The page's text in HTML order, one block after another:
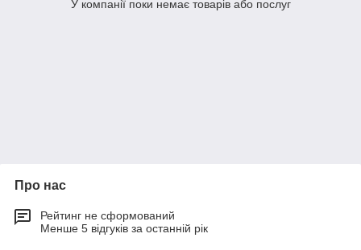
У компанії поки немає товарів або послуг
Про нас
Рейтинг не сформований
Менше 5 відгуків за останній рік